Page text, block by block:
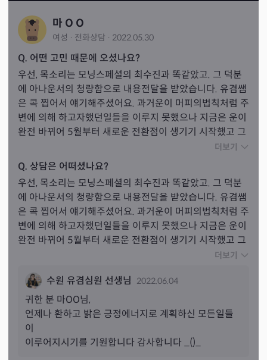
마 O O
여성 · 전화상담 · 2022.05.30
Q. 어떤 고민 때문에 오셨나요?
우선, 목소리는 모닝스페셜의 최수진과 똑같았고. 그 덕분
에 아나운서의 청량함으로 내용전달을 받았습니다. 유겸쌤
은 콕 찝어서 얘기해주셨어요. 과거운이 머피의법칙처럼 주
변에 의해 하고자했던일들을 이루지 못했으나 지금은 운이
완전 바뀌어 5월부터 새로운 전환점이 생기기 시작했고 그
운의 시작으로 공부를 2년간 무지 열심히 해야한다고 하셨
어요. 그 공부가 제가 이루고자했던 꿈에 다가설수있는 큰
힘이 될거라고 하시면서..제가 관심분야와 멀게만 느껴지
던 영어공부를 물어보니 무조건 거져가야하는 공부이며 경
매관련이나 궁금했던 타로부분도 온라인으로 우선 공부하
고 때가되면 그쪽으로 활동할수있을거란 조언도 해주셨네
요. 그저 할일만많고. 널부려져있기만 한 모든것들의 짐을
한껏 내려주신듯합니다. 음..목소리도. 전달사항도. 꼭 한번
쯤 직접 뵙고싶은 마음이 드는 분이시고. 무엇보다 넌 이렇
게될거야. 이런식이 아닌. 상담해주시고. 이러한길이 너에
게 도움이되니 해봐. 돈쓰지말고. 책사. 이렇게 얘기해주시
니 더욱더 정감이 갑니다. 현실적인 조언을 구한것같아 기
분좋습니다. 진인사대천명 이란 말이 떠오릅니다. 어디까지
나 내 노력이 깃들어야 하늘도 움직이듯. 방향을 알고 나아
간다면 노력하는 그 동안이 덜 외로울듯합니다. 쌤 상담에
더보기
Q. 상담은 어떠셨나요?
우선, 목소리는 모닝스페셜의 최수진과 똑같았고. 그 덕분
에 아나운서의 청량함으로 내용전달을 받았습니다. 유겸쌤
은 콕 찝어서 얘기해주셨어요. 과거운이 머피의법칙처럼 주
변에 의해 하고자했던일들을 이루지 못했으나 지금은 운이
완전 바뀌어 5월부터 새로운 전환점이 생기기 시작했고 그
운의 시작으로 공부를 2년간 무지 열심히 해야한다고 하셨
힘이 될거라고 하시면서..제가 관심분야와 멀게만 느껴지
던 영어공부를 물어보니 무조건 거져가야하는 공부이며 경
매관련이나 궁금했던 타로부분도 온라인으로 우선 공부하
고 때가되면 그쪽으로 활동할수있을거란 조언도 해주셨네
요. 그저 할일만많고. 널부려져있기만 한 모든것들의 짐을
더보기
수원 유겸심원 선생님 2022.06.04
귀한 분 마OO님,
언제나 환하고 밝은 긍정에너지로 계획하신 모든일들
이
이루어지시기를 기원합니다 감사합니다 _()_